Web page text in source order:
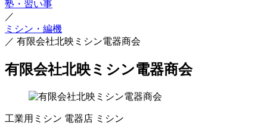
塾・習い事
／
ミシン・編機
／ 有限会社北映ミシン電器商会
有限会社北映ミシン電器商会
工業用ミシン 電器店 ミシン